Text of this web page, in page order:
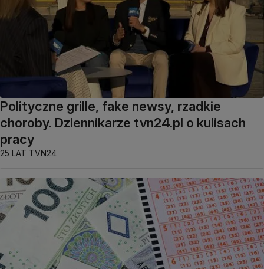
Polityczne grille, fake newsy, rzadkie
choroby. Dziennikarze tvn24.pl o kulisach
pracy
25 LAT TVN24